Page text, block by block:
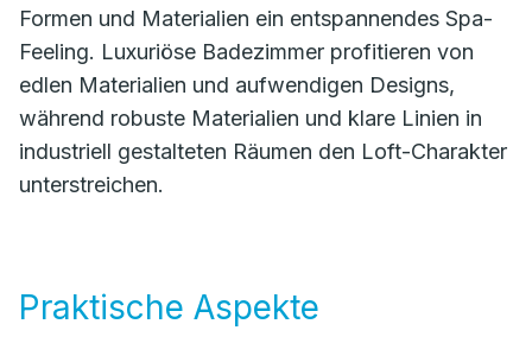
Formen und Materialien ein entspannendes Spa-
Feeling. Luxuriöse Badezimmer profitieren von
edlen Materialien und aufwendigen Designs,
während robuste Materialien und klare Linien in
industriell gestalteten Räumen den Loft-Charakter
unterstreichen.
Praktische Aspekte